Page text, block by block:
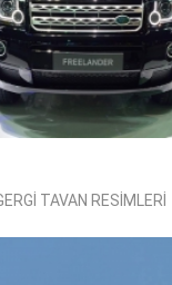
TAVAN RESİMLERİ